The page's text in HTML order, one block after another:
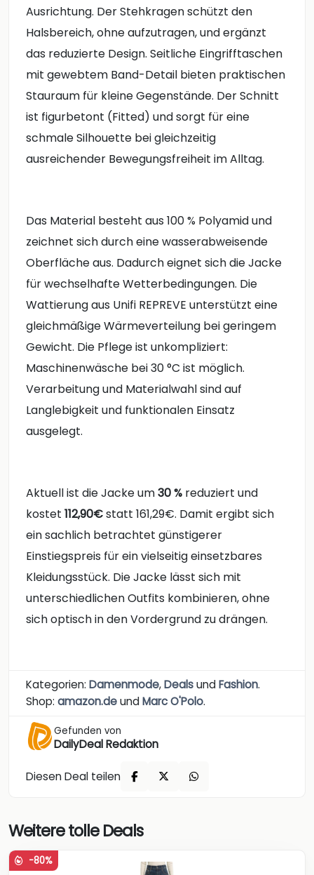
Ausrichtung. Der Stehkragen schützt den
Halsbereich, ohne aufzutragen, und ergänzt
das reduzierte Design. Seitliche Eingrifftaschen
mit gewebtem Band-Detail bieten praktischen
Stauraum für kleine Gegenstände. Der Schnitt
ist figurbetont (Fitted) und sorgt für eine
schmale Silhouette bei gleichzeitig
ausreichender Bewegungsfreiheit im Alltag.
Das Material besteht aus 100 % Polyamid und
zeichnet sich durch eine wasserabweisende
Oberfläche aus. Dadurch eignet sich die Jacke
für wechselhafte Wetterbedingungen. Die
Wattierung aus Unifi REPREVE unterstützt eine
gleichmäßige Wärmeverteilung bei geringem
Gewicht. Die Pflege ist unkompliziert:
Maschinenwäsche bei 30 °C ist möglich.
Verarbeitung und Materialwahl sind auf
Langlebigkeit und funktionalen Einsatz
ausgelegt.
Aktuell ist die Jacke um30 % reduziert und
kostet 112,90€statt 161,29€. Damit ergibt sich
ein sachlich betrachtet günstigerer
Einstiegspreis für ein vielseitig einsetzbares
Kleidungsstück. Die Jacke lässt sich mit
unterschiedlichen Outfits kombinieren, ohne
sich optisch in den Vordergrund zu drängen.
Kategorien: Damenmode,DealsundFashion.
Shop: amazon.deundMarc O'Polo.
Gefunden von
DailyDeal Redaktion
Diesen Deal teilen
Weitere tolle Deals
-80%